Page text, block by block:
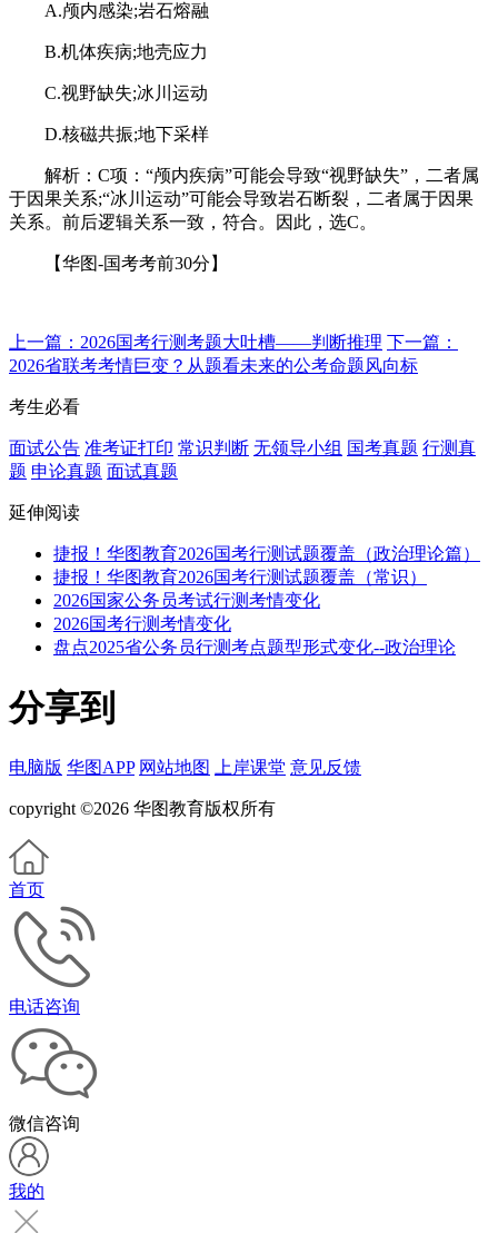
A.颅内感染;岩石熔融
B.机体疾病;地壳应力
C.视野缺失;冰川运动
D.核磁共振;地下采样
解析：C项：“颅内疾病”可能会导致“视野缺失”，二者属
于因果关系;“冰川运动”可能会导致岩石断裂，二者属于因果
关系。前后逻辑关系一致，符合。因此，选C。
【华图-国考考前30分】
上一篇：2026国考行测考题大吐槽——判断推理 下一篇：
2026省联考考情巨变？从题看未来的公考命题风向标
考生必看
面试公告 准考证打印 常识判断 无领导小组 国考真题 行测真
题 申论真题 面试真题
延伸阅读
捷报！华图教育2026国考行测试题覆盖（政治理论篇）
捷报！华图教育2026国考行测试题覆盖（常识）
2026国家公务员考试行测考情变化
2026国考行测考情变化
盘点2025省公务员行测考点题型形式变化--政治理论
分享到
电脑版 华图APP 网站地图 上岸课堂 意见反馈
copyright ©2026 华图教育版权所有
首页
电话咨询
微信咨询
我的